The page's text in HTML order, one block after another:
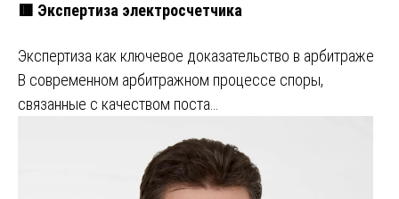
🟥 Экспертиза электросчетчика
Экспертиза как ключевое доказательство в арбитраже
В современном арбитражном процессе споры,
связанные с качеством поста…